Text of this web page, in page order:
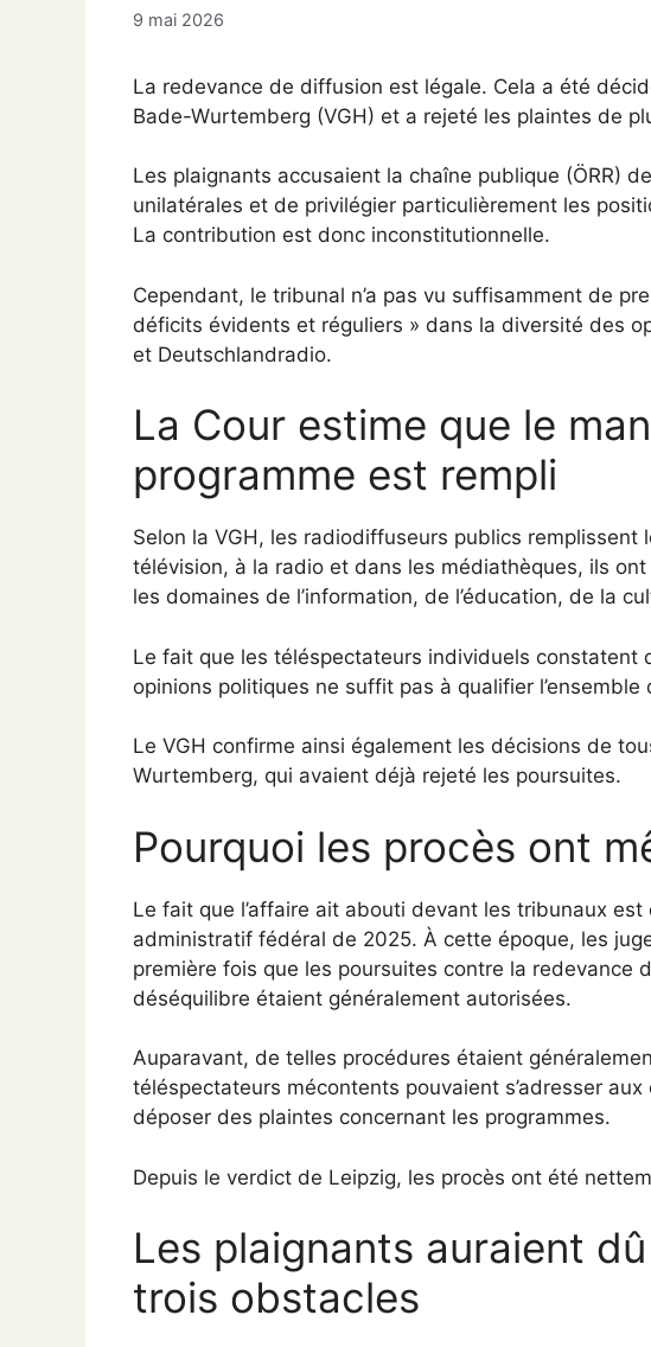
9 mai 2026
La redevance de diffusion est légale. Cela a été
Bade-Wurtemberg (VGH) et a rejeté les plaintes de
Les plaignants accusaient la chaîne publique (ÖRR)
unilatérales et de privilégier particulièrement les
La contribution est donc inconstitutionnelle.
Cependant, le tribunal n’a pas vu suffisamment de
déficits évidents et réguliers » dans la diversité des
et Deutschlandradio.
La Cour estime que le
programme est rempli
Selon la VGH, les radiodiffuseurs publics remplissent
télévision, à la radio et dans les médiathèques, ils
les domaines de l’information, de l’éducation, de la
Le fait que les téléspectateurs individuels constatent
opinions politiques ne suffit pas à qualifier
Le VGH confirme ainsi également les décisions de
Wurtemberg, qui avaient déjà rejeté les poursuites.
Pourquoi les procès ont
Le fait que l’affaire ait abouti devant les tribunaux
administratif fédéral de 2025. À cette époque, les
première fois que les poursuites contre la redevance
déséquilibre étaient généralement autorisées.
Auparavant, de telles procédures étaient
téléspectateurs mécontents pouvaient s’adresser
déposer des plaintes concernant les programmes.
Depuis le verdict de Leipzig, les procès ont été
Les plaignants auraient
trois obstacles